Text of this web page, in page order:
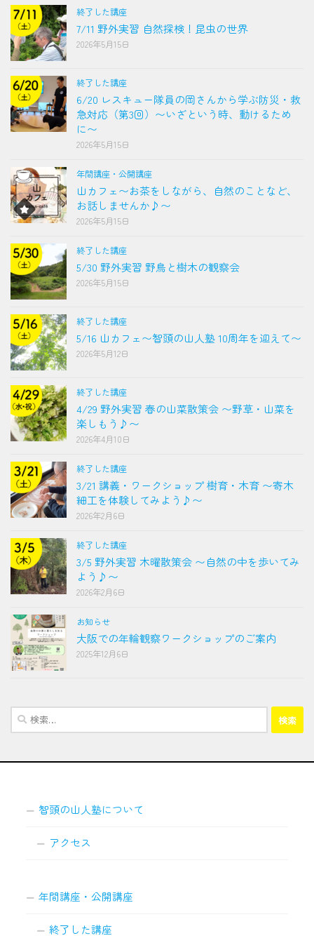
終了した講座
7/11 野外実習 自然探検！昆虫の世界
2026年5月15日
終了した講座
6/20 レスキュー隊員の岡さんから学ぶ防災・救
急対応（第3回）〜いざという時、動けるため
に〜
2026年5月15日
年間講座・公開講座
山カフェ〜お茶をしながら、自然のことなど、
お話しませんか♪〜
2026年5月15日
終了した講座
5/30 野外実習 野鳥と樹木の観察会
2026年5月15日
終了した講座
5/16 山カフェ〜智頭の山人塾 10周年を迎えて〜
2026年5月12日
終了した講座
4/29 野外実習 春の山菜散策会 〜野草・山菜を
楽しもう♪〜
2026年4月10日
終了した講座
3/21 講義・ワークショップ 樹育・木育 〜寄木
細工を体験してみよう♪〜
2026年2月6日
終了した講座
3/5 野外実習 木曜散策会 〜自然の中を歩いてみ
よう♪〜
2026年2月6日
お知らせ
大阪での年輪観察ワークショップのご案内
2025年12月6日
検
索:
智頭の山人塾について
アクセス
年間講座・公開講座
終了した講座